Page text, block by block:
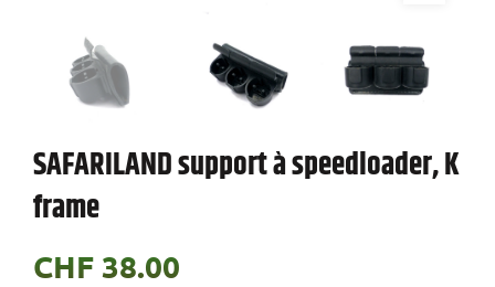
SAFARILAND support à speedloader, K
frame
CHF 38.00